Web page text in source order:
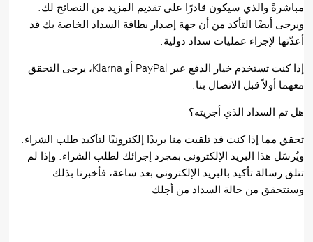
مباشرةً والذي سيكون قادرًا على تقديم المزيد من النصائح لك.
ويرجى أيضًا التأكد من أن جهة إصدار بطاقة السداد الخاصة بك قد
أعدّتها لإجراء عمليات سداد دولية.
إذا كنت تستخدم خيار الدفع عبر PayPal أو Klarna، يرجى التحقق
معهما أولاً قبل الاتصال بنا.
هل تم السداد الذي أجريته؟
تحقق مما إذا كنت قد تلقيت منا بريدًا إلكترونيًا لتأكيد طلب الشراء.
ويُرسَل هذا البريد الإلكتروني بمجرد إجرائك لطلب الشراء. وإذا لم
تتلق رسالة تأكيد بالبريد الإلكتروني بعد ساعة، فأخبرنا بذلك
وسنتحقق من حالة السداد من أجلك